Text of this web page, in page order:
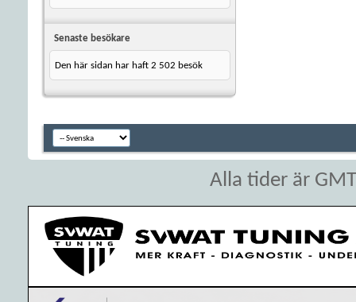
Senaste besökare
Den här sidan har haft 2 502 besök
Alla tider är